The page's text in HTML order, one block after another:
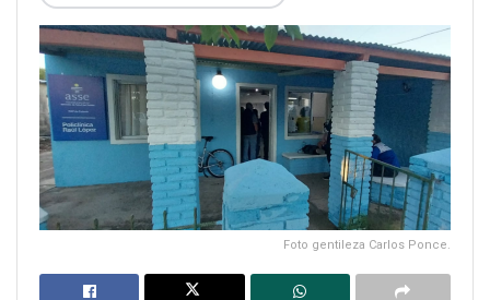
Foto gentileza Carlos Ponce.